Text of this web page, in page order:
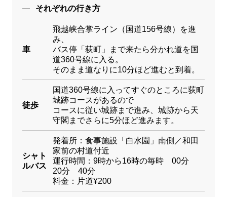
それぞれの行き方
車
飛越峡合掌ライン（国道156号線）を進
み、
バス停「荻町」まで来たら分かれ道を国
道360号線に入る。
そのまま道なりに10分ほど進むと到着。
徒歩
国道360号線に入ってすぐのところに荻町
城跡コースがあるので
コースに従い城跡まで進み、城跡から天
守閣までさらに5分ほど進みます。
シャト
ルバス
発着所：食事施設「白水園」南側／和田
家前の村道付近
運行時間：9時から16時の毎時 00分
20分 40分
料金：片道¥200